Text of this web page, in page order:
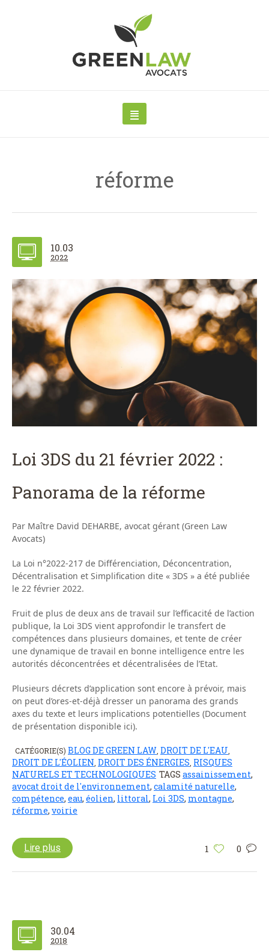
réforme
10.03
2022
Loi 3DS du 21 février 2022 :
Panorama de la réforme
Par Maître David DEHARBE, avocat gérant (Green Law
Avocats)
La Loi n°2022-217 de Différenciation, Déconcentration,
Décentralisation et Simplification dite « 3DS » a été publiée
le 22 février 2022.
Fruit de plus de deux ans de travail sur l’efficacité de l’action
publique, la Loi 3DS vient approfondir le transfert de
compétences dans plusieurs domaines, et tente de créer
une dynamique de travail en bonne intelligence entre les
autorités déconcentrées et décentralisées de l’Etat.
Plusieurs décrets d’application sont encore à prévoir, mais
on peut d’ores-et-déjà dresser un panorama des grands
axes du texte et leurs implications potentielles (Document
de présentation disponible ici).
CATÉGORIE(S) BLOG DE GREEN LAW DROIT DE L'EAU
DROIT DE L'ÉOLIEN DROIT DES ÉNERGIES RISQUES
NATURELS ET TECHNOLOGIQUES TAGS assainissement,
avocat droit de l'environnement, calamité naturelle,
compétence, eau, éolien, littoral, Loi 3DS, montagne,
réforme, voirie
1 0
Lire plus
30.04
2018